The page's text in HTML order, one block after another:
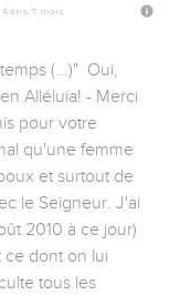
5 ans, 7 mois
(...)"  Oui,
Alléluia! - Merci
pour votre
qu'une femme
et surtout de
le Seigneur. J'ai
2010 à ce jour)
dont on lui
tous les